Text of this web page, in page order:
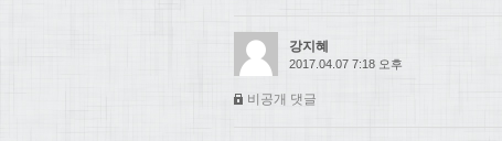
강지혜
2017.04.07 7:18 오후
비공개 댓글